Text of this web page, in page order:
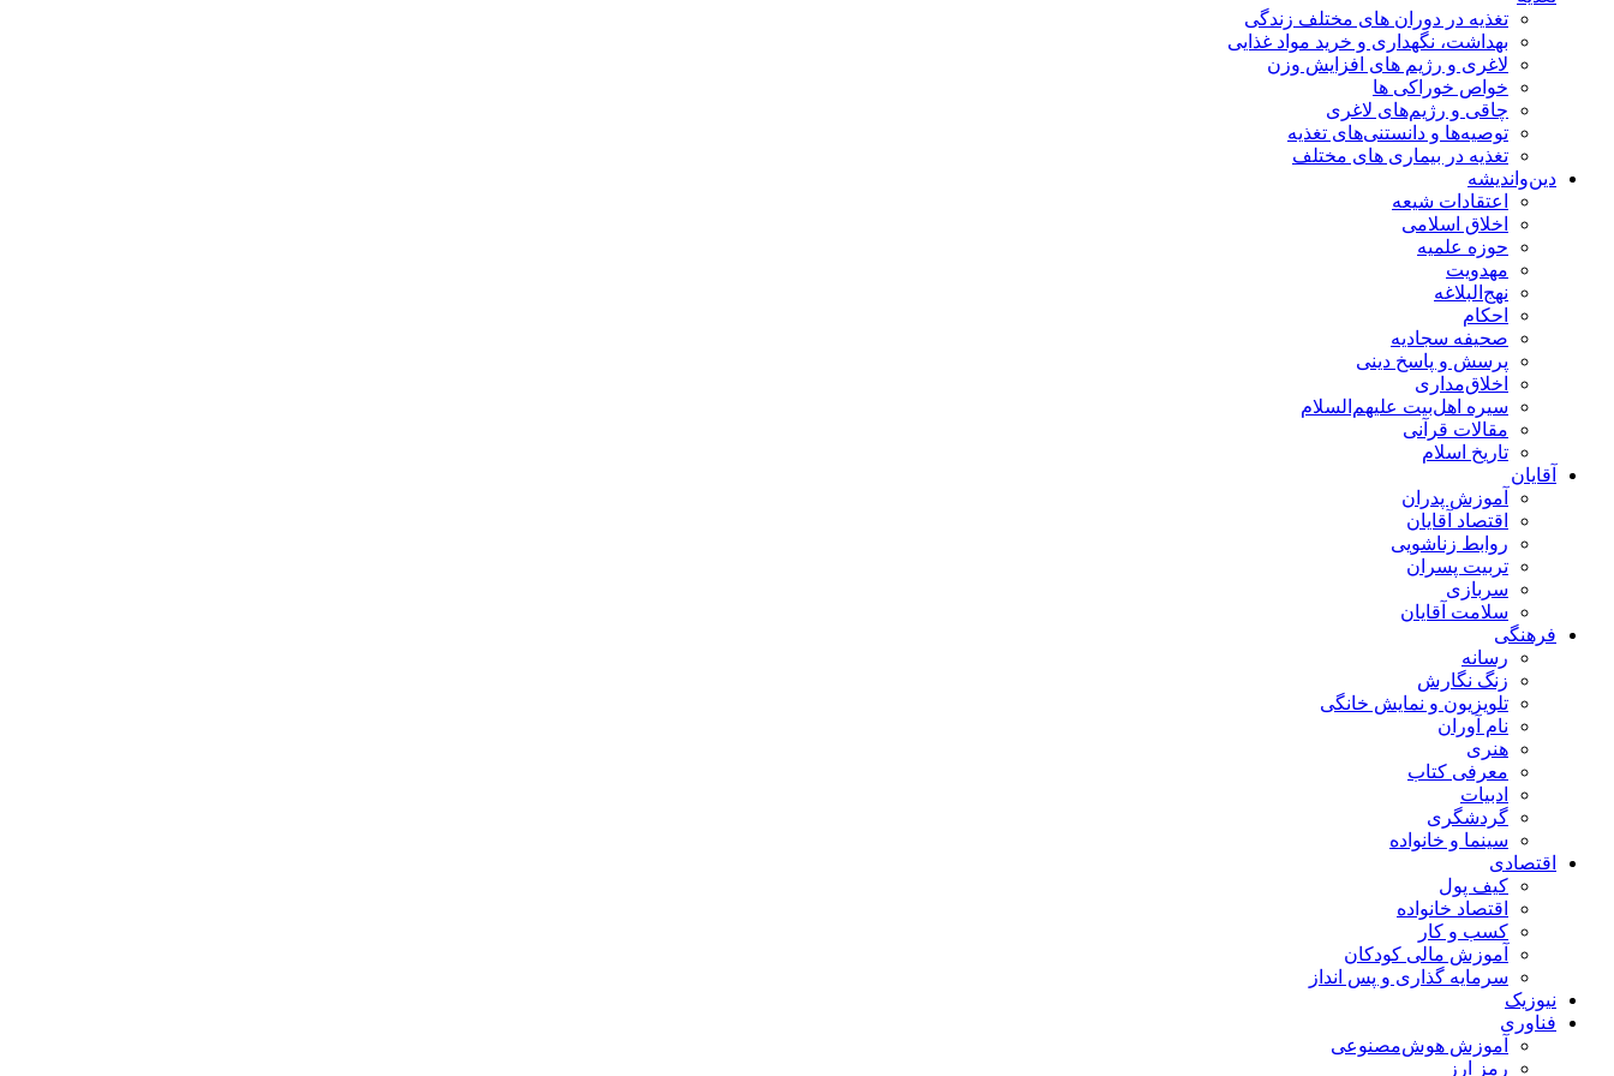
تغذیه در دوران های مختلف زندگی
بهداشت، نگهداری و خرید مواد غذایی
لاغری و رژیم های افزایش وزن
خواص خوراكی ها
چاقی و رژیم‌های لاغری
توصیه‌ها و دانستنی‌های تغذیه
تغذیه در بیماری های مختلف
دین‌واندیشه
اعتقادات شیعه
اخلاق اسلامی
حوزه علمیه
مهدویت
نهج‌البلاغه
احکام
صحیفه سجادیه
پرسش و پاسخ دینی
اخلاق‌مداری
سیره اهل‌بیت علیهم‌السلام
مقالات قرآنی
تاریخ اسلام
آقایان
آموزش پدران
اقتصاد آقایان
روابط زناشویی
تربیت پسران
سربازی
سلامت آقایان
فرهنگی
رسانه
زنگ نگارش
تلویزیون و نمایش خانگی
نام آوران
هنری
معرفی کتاب
ادبیات
گردشگری
سینما و خانواده
اقتصادی
کیف پول
اقتصاد خانواده
کسب و کار
آموزش مالی کودکان
سرمایه گذاری و پس انداز
نیوزیک
فناوری
آموزش هوش‌مصنوعی
رمز ارز